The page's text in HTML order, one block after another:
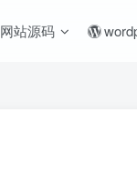
网站源码